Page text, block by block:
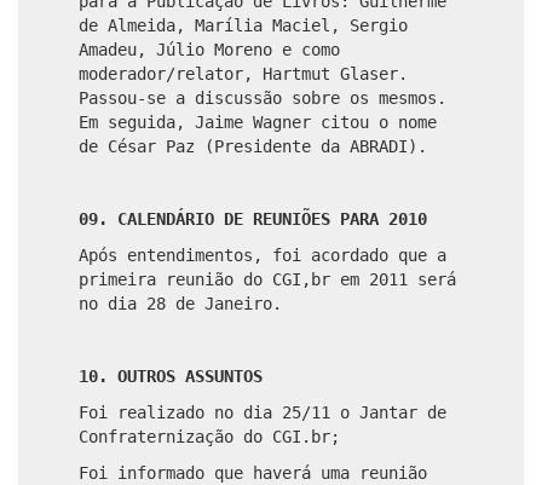
de Almeida, Marília Maciel, Sergio
Amadeu, Júlio Moreno e como
moderador/relator, Hartmut Glaser.
Passou-se a discussão sobre os mesmos.
Em seguida, Jaime Wagner citou o nome
de César Paz (Presidente da ABRADI).
09. CALENDÁRIO DE REUNIÕES PARA 2010
Após entendimentos, foi acordado que a
primeira reunião do CGI,br em 2011 será
no dia 28 de Janeiro.
10. OUTROS ASSUNTOS
Foi realizado no dia 25/11 o Jantar de
Confraternização do CGI.br;
Foi informado que haverá uma reunião